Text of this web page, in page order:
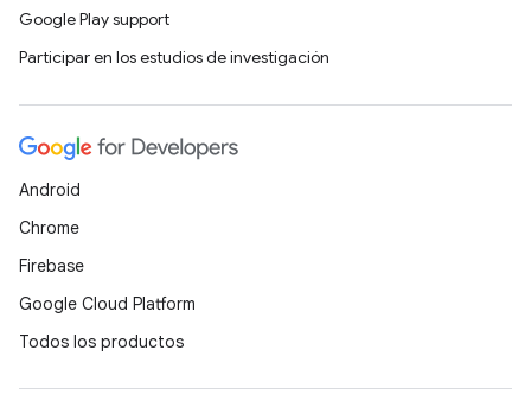
Google Play support
Participar en los estudios de investigación
Android
Chrome
Firebase
Google Cloud Platform
Todos los productos